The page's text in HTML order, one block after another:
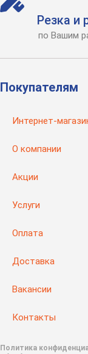
Резка и
по Вашим
Покупателям
Интернет-
О компании
Акции
Услуги
Оплата
Доставка
Вакансии
Контакты
Политика